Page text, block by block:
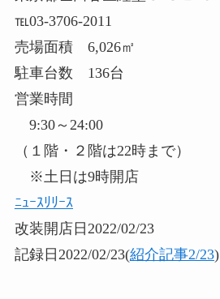
℡03-3706-2011
売場面積 6,026㎡
駐車台数 136台
営業時間
9:30～24:00
（１階・２階は22時まで）
※土日は9時開店
ﾆｭｰｽﾘﾘｰｽ
改装開店日2022/02/23
記録日2022/02/23(紹介記事2/23)